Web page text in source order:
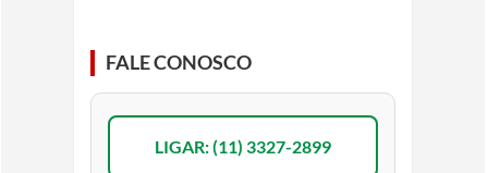
FALE CONOSCO
LIGAR: (11) 3327-2899